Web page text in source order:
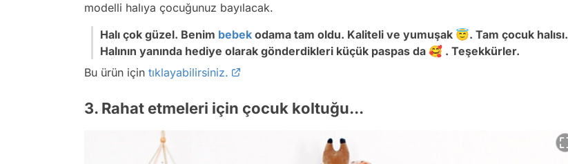
modelli halıya çocuğunuz bayılacak.
Halı çok güzel. Benim bebek odama tam oldu. Kaliteli ve yumuşak 😇. Tam çocuk halısı.
Halının yanında hediye olarak gönderdikleri küçük paspas da 🥰 . Teşekkürler.
Bu ürün için tıklayabilirsiniz.
3. Rahat etmeleri için çocuk koltuğu...